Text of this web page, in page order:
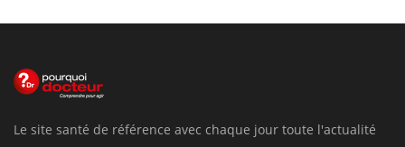
Le site santé de référence avec chaque jour toute l'actualité